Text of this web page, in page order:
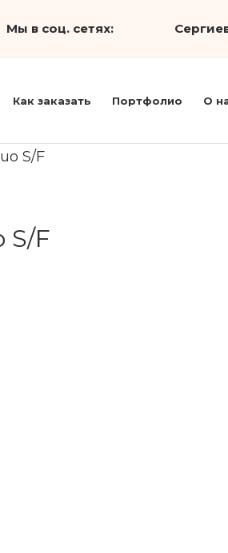
Мы в соц. сетях:
Как заказать Портфолио О
S/F
S/F